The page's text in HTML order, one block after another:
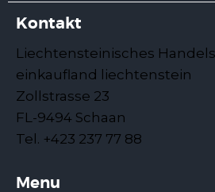
Kontakt
Liechtensteinisches
einkaufland liechtenstein
Zollstrasse 23
FL-9494 Schaan
Tel. +423 237 77 88
Menu